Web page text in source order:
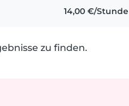
14,00 €/Stunde
zu finden.